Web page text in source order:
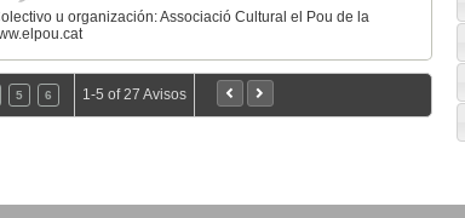
u organización: Associació Cultural el Pou de la
5 6 1-5 of 27 Avisos